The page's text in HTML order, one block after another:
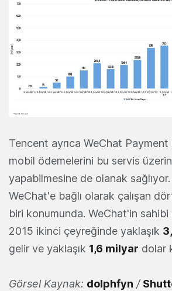
Tencent ayrıca WeChat Payment
mobil ödemelerini bu servis
yapabilmesine de olanak
WeChat'e bağlı olarak çalışan
biri konumunda. WeChat'in
2015 ikinci çeyreğinde yaklaşık
gelir ve yaklaşık 1,6 milyar dolar
Görsel Kaynak: dolphfyn /